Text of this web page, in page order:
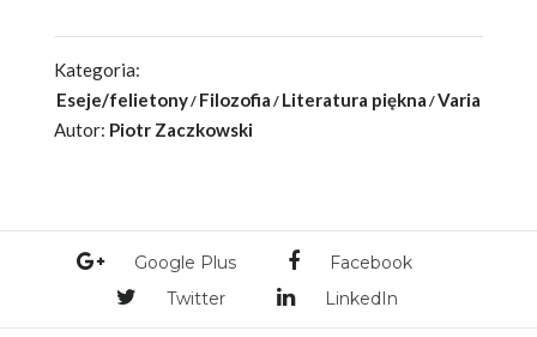
Kategoria:
Eseje/felietony Filozofia Literatura piękna Varia
Autor: Piotr Zaczkowski
Google Plus
Facebook
Twitter
LinkedIn